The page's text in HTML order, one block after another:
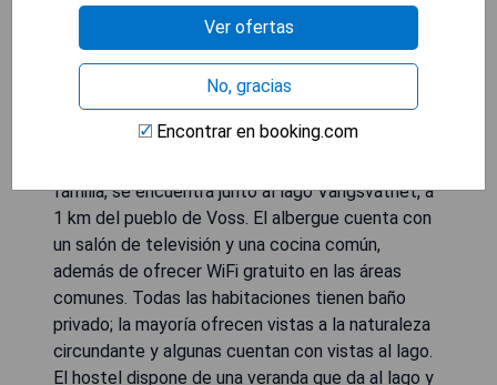
familia, se encuentra junto al lago Vangsvatnet, a
1 km del pueblo de Voss. El albergue cuenta con
un salón de televisión y una cocina común,
además de ofrecer WiFi gratuito en las áreas
comunes. Todas las habitaciones tienen baño
privado; la mayoría ofrecen vistas a la naturaleza
circundante y algunas cuentan con vistas al lago.
El hostel dispone de una veranda que da al lago y
Ver ofertas
No, gracias
Encontrar en booking.com